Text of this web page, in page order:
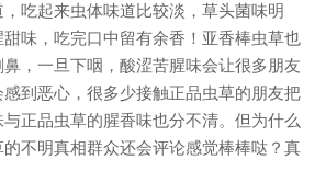
吃起来虫体味道比较淡，草头菌味明
味，吃完口中留有余香！亚香棒虫草也
，一旦下咽，酸涩苦腥味会让很多朋友
到恶心，很多少接触正品虫草的朋友把
正品虫草的腥香味也分不清。但为什么
不明真相群众还会评论感觉棒棒哒？真